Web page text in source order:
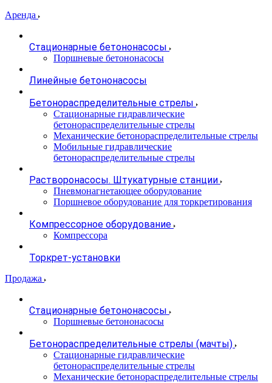
Аренда
Стационарные бетононасосы
Поршневые бетононасосы
Линейные бетононасосы
Бетонораспределительные стрелы
Стационарные гидравлические
бетонораспределительные стрелы
Механические бетонораспределительные стрелы
Мобильные гидравлические
бетонораспределительные стрелы
Растворонасосы. Штукатурные станции
Пневмонагнетающее оборудование
Поршневое оборудование для торкретирования
Компрессорное оборудование
Компрессора
Торкрет-установки
Продажа
Стационарные бетононасосы
Поршневые бетононасосы
Бетонораспределительные стрелы (мачты)
Стационарные гидравлические
бетонораспределительные стрелы
Механические бетонораспределительные стрелы